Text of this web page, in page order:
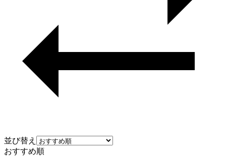
並び替え
おすすめ順